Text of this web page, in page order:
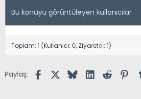
Bu konuyu görüntüleyen kullanıcılar
Toplam: 1 (Kullanıcı: 0, Ziyaretçi: 1)
Paylaş: FacebookX (Twitter)
BlueskyLinkedIn
Reddit